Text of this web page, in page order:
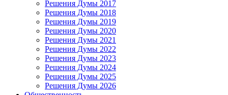
Решения Думы 2017
Решения Думы 2018
Решения Думы 2019
Решения Думы 2020
Решения Думы 2021
Решения Думы 2022
Решения Думы 2023
Решения Думы 2024
Решения Думы 2025
Решения Думы 2026